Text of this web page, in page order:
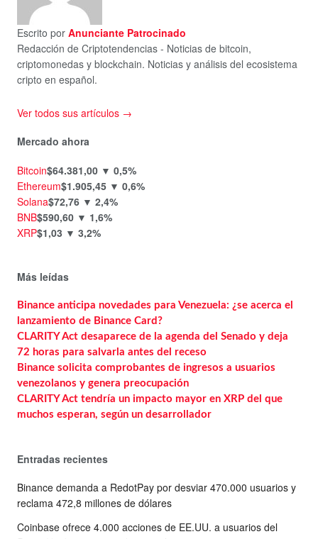
Escrito por Anunciante Patrocinado
Redacción de Criptotendencias - Noticias de bitcoin,
criptomonedas y blockchain. Noticias y análisis del ecosistema
cripto en español.
Ver todos sus artículos →
Mercado ahora
Bitcoin$64.381,00 ▼ 0,5%
Ethereum$1.905,45 ▼ 0,6%
Solana$72,76 ▼ 2,4%
BNB$590,60 ▼ 1,6%
XRP$1,03 ▼ 3,2%
Más leídas
Binance anticipa novedades para Venezuela: ¿se acerca el
lanzamiento de Binance Card?
CLARITY Act desaparece de la agenda del Senado y deja
72 horas para salvarla antes del receso
Binance solicita comprobantes de ingresos a usuarios
venezolanos y genera preocupación
CLARITY Act tendría un impacto mayor en XRP del que
muchos esperan, según un desarrollador
Entradas recientes
Binance demanda a RedotPay por desviar 470.000 usuarios y
reclama 472,8 millones de dólares
Coinbase ofrece 4.000 acciones de EE.UU. a usuarios del